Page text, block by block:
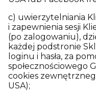
c) uwierzytelniania
i zapewnienia sesji
(po zalogowaniu),
każdej podstronie
loginu i hasła, za
społecznościowego
cookies
USA);